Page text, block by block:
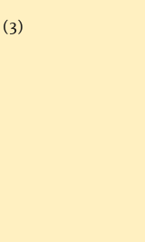
(3)